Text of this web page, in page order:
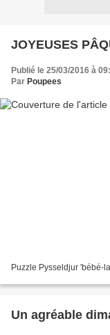
JOYEUSES
Publié le 25/03/2016 à
Par Poupees
Puzzle Pysseldjur 'bébé-
Un agréable